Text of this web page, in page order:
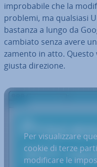
im­pro­ba­bi­le che la
problemi, ma qualsiasi
ba­stan­za a lungo da
cambiato senza avere
za­men­to in atto.
giusta direzione.
Per visualizzare
cookie di terze
modificare le